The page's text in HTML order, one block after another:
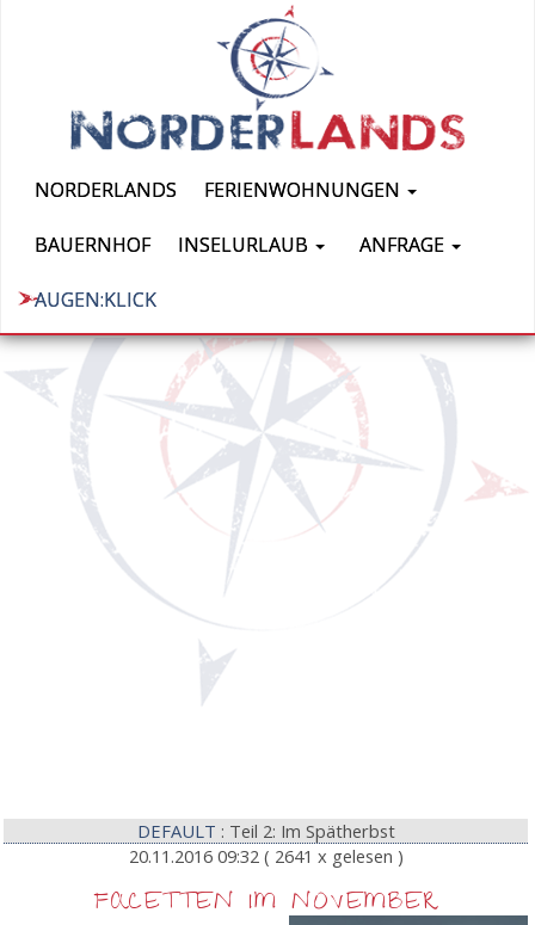
NORDERLANDS FERIENWOHNUNGEN
BAUERNHOF INSELURLAUB ANFRAGE
AUGEN:KLICK
DEFAULT : Teil 2: Im Spätherbst
20.11.2016 09:32 ( 2641 x gelesen )
FACETTEN IM NOVEMBER